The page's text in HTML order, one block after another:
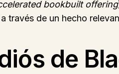
bookbuilt offering
través de un hecho
de